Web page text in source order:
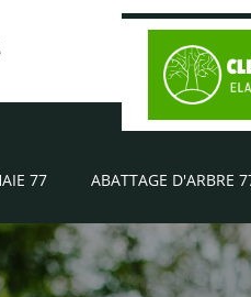
77 ABATTAGE D'ARBRE